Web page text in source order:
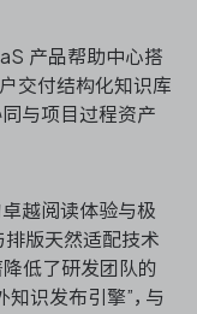
产品帮助中心搭
交付结构化知识库
与项目过程资产
越阅读体验与极
排版天然适配技术
低了研发团队的
识发布引擎”，与